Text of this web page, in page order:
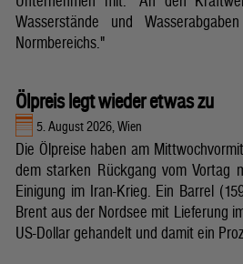
Wasserstände und
Normbereichs."
Ölpreis legt wieder etwas zu
5. August 2026, Wien
Die Ölpreise haben am
dem starken Rückgang vom Vortag
Einigung im Iran-Krieg. Ein Barrel
Brent aus der Nordsee mit Lieferung
US-Dollar gehandelt und damit ein